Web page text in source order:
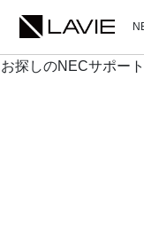
お探しのNECサポー